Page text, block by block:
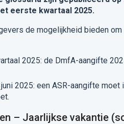
eerste kwartaal 2025.
de mogelijkheid bieden om
2025: de DmfA-aangifte
2025: een ASR-aangifte moet
– Jaarlijkse vakantie